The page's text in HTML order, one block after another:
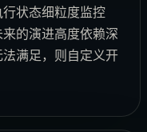
状态细粒度监控
的演进高度依赖深
满足，则自定义开